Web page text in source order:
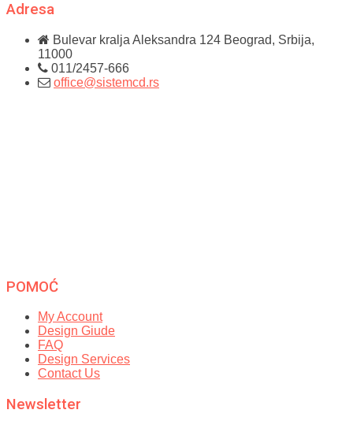
Adresa
Bulevar kralja Aleksandra 124 Beograd, Srbija,
11000
011/2457-666
office@sistemcd.rs
POMOĆ
My Account
Design Giude
FAQ
Design Services
Contact Us
Newsletter